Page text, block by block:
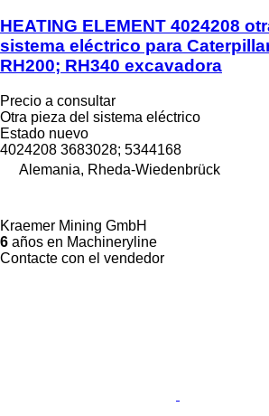
HEATING ELEMENT 4024208
sistema eléctrico para
RH200; RH340 excavadora
Precio a consultar
Otra pieza del sistema eléctrico
Estado nuevo
4024208 3683028; 5344168
Alemania, Rheda-Wiedenbrück
Kraemer Mining GmbH
6 años en Machineryline
Contacte con el vendedor